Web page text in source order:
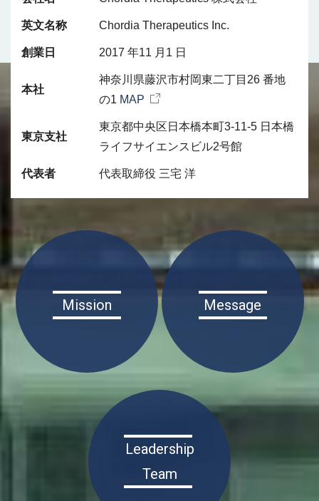
英文名称 Chordia Therapeutics Inc.
創業日 2017 年11 月1 日
本社
神奈川県藤沢市村岡東二丁目26 番地
の1 MAP
東京支社
東京都中央区日本橋本町3-11-5 日本橋
ライフサイエンスビル2号館
代表者 代表取締役 三宅 洋
Mission Message
Leadership
Team